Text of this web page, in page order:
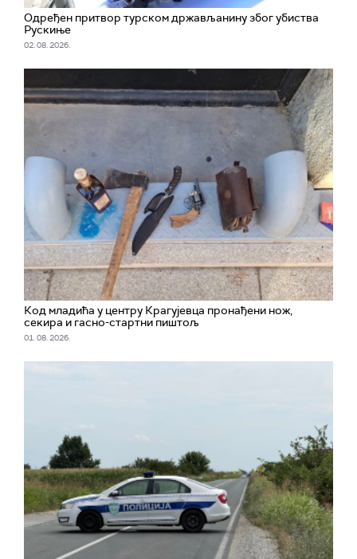
Одређен притвор турском држављанину због убиства
Рускиње
02. 08. 2026.
Код младића у центру Крагујевца пронађени нож,
секира и гасно-стартни пиштољ
01. 08. 2026.